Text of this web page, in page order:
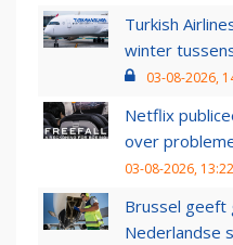
Turkish
winter
03-08-2026,
Netflix
over
03-08-2026, 13:22
Brussel geeft
Nederlandse